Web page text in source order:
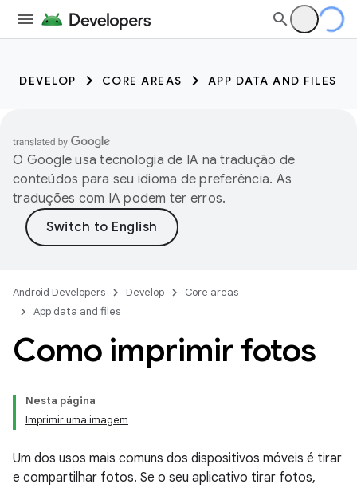
DEVELOP CORE AREAS APP DATA AND FILES
O Google usa tecnologia de IA na tradução de
conteúdos para seu idioma de preferência. As
traduções com IA podem ter erros.
Android Developers Develop
Core areas
App data and files
Como imprimir fotos
Nesta página
Imprimir uma imagem
Um dos usos mais comuns dos dispositivos móveis é tirar
e compartilhar fotos. Se o seu aplicativo tirar fotos,